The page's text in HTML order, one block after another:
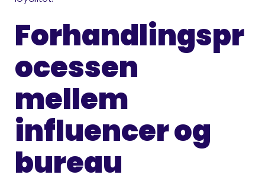
Forhandlingspr
ocessen
mellem
influencer og
bureau